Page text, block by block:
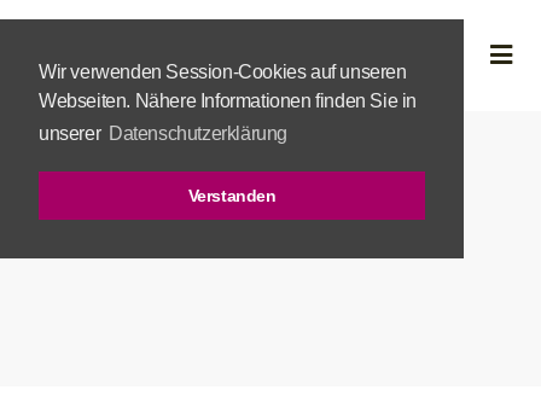
Wir verwenden Session-Cookies auf unseren
Webseiten. Nähere Informationen finden Sie in
unserer Datenschutzerklärung
Verstanden